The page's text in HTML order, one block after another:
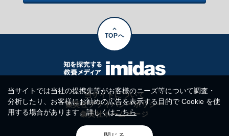
TOPへ
当サイトについて
集英社プライバシーポリシー
集英社ホームページ
当サイトでは当社の提携先等がお客様のニーズ等について調査・
分析したり、お客様にお勧めの広告を表示する目的で Cookie を使
用する場合があります。詳しくはこちら